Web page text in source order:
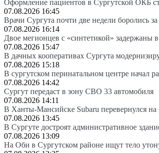
Оформление пациентов в Сургутской ОКБ
07.08.2026 16:45
Врачи Сургута почти две недели боролись
07.08.2026 16:14
Двое мегионцев с «синтетикой» задержаны
07.08.2026 15:47
В дачных кооперативах Сургута
07.08.2026 15:18
В сургутском перинатальном центре начал
07.08.2026 14:42
Сургут передаст в зону СВО 33 автомобиля
07.08.2026 14:11
В Ханты-Мансийске Subaru перевернулся на
07.08.2026 13:45
В Сургуте достроят административное
07.08.2026 13:09
На Оби в Сургутском районе ищут тело